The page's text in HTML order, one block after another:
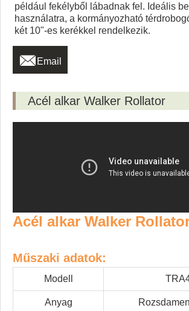
például fekélyből lábadnak fel. Ideális
használatra, a kormányozható
két 10"-es kerékkel rendelkezik.
 Email
Acél alkar Walker Rollator
Acél alkar Walker
Műszaki adatok:
Modell
Anyag